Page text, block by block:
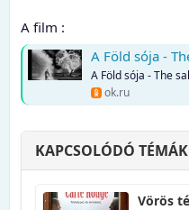
A film :
A Föld sója -
A Föld sója - The
ok.ru
KAPCSOLÓDÓ TÉMÁK